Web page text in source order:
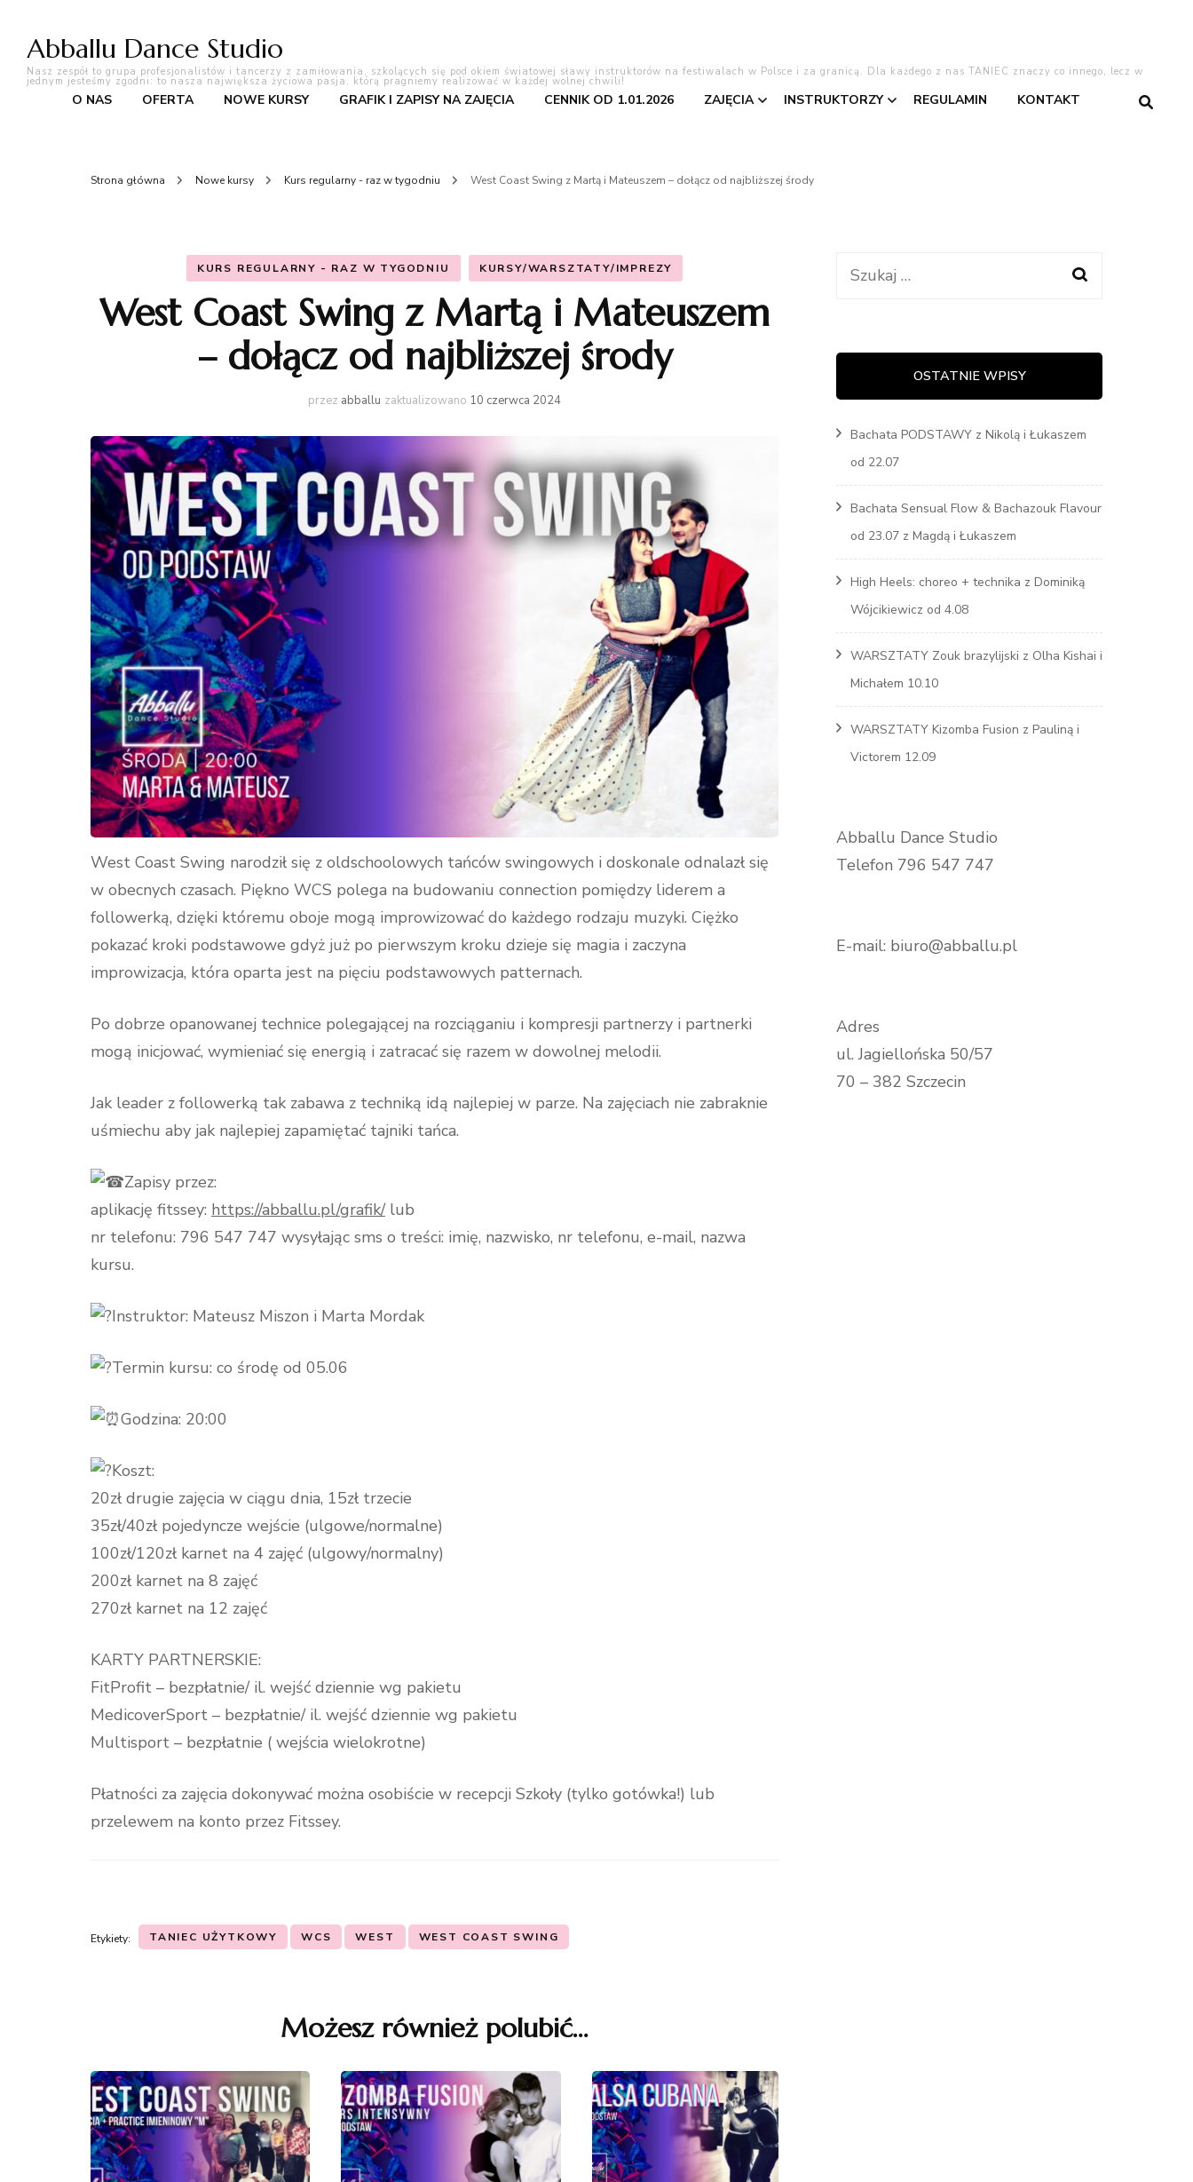
Abballu Dance Studio
Nasz zespół to grupa profesjonalistów i tancerzy z zamiłowania, szkolących się pod okiem światowej sławy instruktorów na festiwalach w Polsce i za granicą. Dla każdego z nas TANIEC znaczy co innego, lecz w
jednym jesteśmy zgodni: to nasza największa życiowa pasja, którą pragniemy realizować w każdej wolnej chwili!
O NAS OFERTA NOWE KURSY GRAFIK I ZAPISY NA ZAJĘCIA CENNIK OD 1.01.2026 ZAJĘCIA
Pierwszy taniec
Taniec towarzyski
INSTRUKTORZY
Lajla
Oliwia
Marcin
REGULAMIN KONTAKT
Strona główna Nowe kursy Kurs regularny - raz w tygodniu West Coast Swing z Martą i Mateuszem – dołącz od najbliższej środy
KURS REGULARNY - RAZ W TYGODNIU KURSY/WARSZTATY/IMPREZY
West Coast Swing z Martą i Mateuszem
– dołącz od najbliższej środy
przez abballu zaktualizowano 10 czerwca 2024
West Coast Swing narodził się z oldschoolowych tańców swingowych i doskonale odnalazł się
w obecnych czasach. Piękno WCS polega na budowaniu connection pomiędzy liderem a
followerką, dzięki któremu oboje mogą improwizować do każdego rodzaju muzyki. Ciężko
pokazać kroki podstawowe gdyż już po pierwszym kroku dzieje się magia i zaczyna
improwizacja, która oparta jest na pięciu podstawowych patternach.
Po dobrze opanowanej technice polegającej na rozciąganiu i kompresji partnerzy i partnerki
mogą inicjować, wymieniać się energią i zatracać się razem w dowolnej melodii.
Jak leader z followerką tak zabawa z techniką idą najlepiej w parze. Na zajęciach nie zabraknie
uśmiechu aby jak najlepiej zapamiętać tajniki tańca.
Zapisy przez:
aplikację fitssey: https://abballu.pl/grafik/lub
nr telefonu: 796 547 747 wysyłając sms o treści: imię, nazwisko, nr telefonu, e-mail, nazwa
kursu.
Instruktor: Mateusz Miszon i Marta Mordak
Termin kursu: co środę od 05.06
Godzina: 20:00
Koszt:
20zł drugie zajęcia w ciągu dnia, 15zł trzecie
35zł/40zł pojedyncze wejście (ulgowe/normalne)
100zł/120zł karnet na 4 zajęć (ulgowy/normalny)
200zł karnet na 8 zajęć
270zł karnet na 12 zajęć
KARTY PARTNERSKIE:
FitProfit – bezpłatnie/ il. wejść dziennie wg pakietu
MedicoverSport – bezpłatnie/ il. wejść dziennie wg pakietu
Multisport – bezpłatnie ( wejścia wielokrotne)
Płatności za zajęcia dokonywać można osobiście w recepcji Szkoły (tylko gotówka!) lub
przelewem na konto przez Fitssey.
Etykiety: TANIEC UŻYTKOWY WCS WEST WEST COAST SWING
Możesz również polubić…
Szukaj:
OSTATNIE WPISY
Bachata PODSTAWY z Nikolą i Łukaszem
od 22.07
Bachata Sensual Flow & Bachazouk Flavour
od 23.07 z Magdą i Łukaszem
High Heels: choreo + technika z Dominiką
Wójcikiewicz od 4.08
WARSZTATY Zouk brazylijski z Olha Kishai i
Michałem 10.10
WARSZTATY Kizomba Fusion z Pauliną i
Victorem 12.09
Abballu Dance Studio
Telefon 796 547 747
E-mail: biuro@abballu.pl
Adres
ul. Jagiellońska 50/57
70 – 382 Szczecin